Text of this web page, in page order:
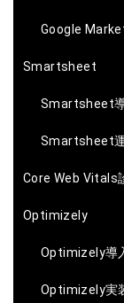
Google
Smartsheet
Smartsheet
Smartsheet
Core Web Vitals
Optimizely
Optimizely導
Optimizely実